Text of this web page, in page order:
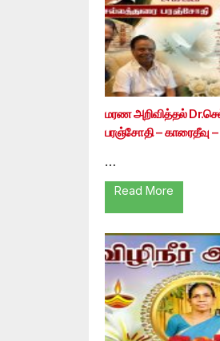
மரண அறிவித்தல்
பரஞ்சோதி –
…
Read More